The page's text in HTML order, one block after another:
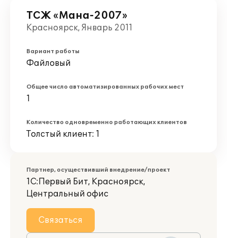
ТСЖ «Мана-2007»
Красноярск, Январь 2011
Вариант работы
Файловый
Общее число автоматизированных рабочих мест
1
Количество одновременно работающих клиентов
Толстый клиент: 1
Партнер, осуществивший внедрение/проект
1С:Первый Бит, Красноярск,
Центральный офис
Связаться